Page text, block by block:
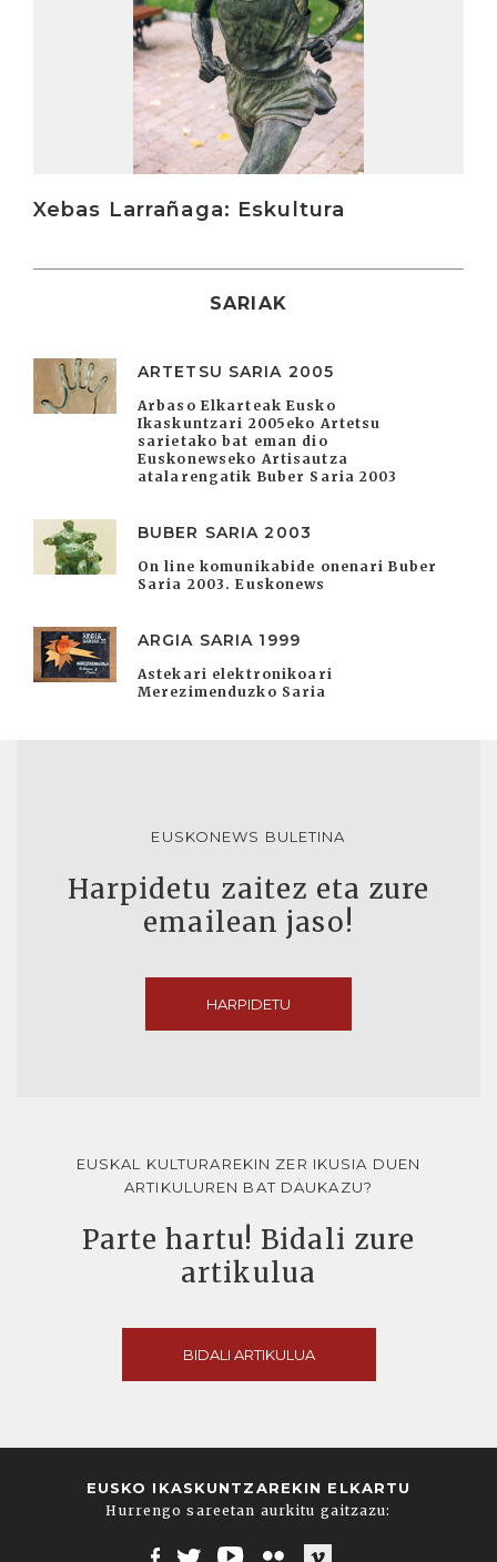
Xebas Larrañaga: Eskultura
SARIAK
ARTETSU SARIA 2005
Arbaso Elkarteak Eusko
Ikaskuntzari 2005eko Artetsu
sarietako bat eman dio
Euskonewseko Artisautza
atalarengatik Buber Saria 2003
BUBER SARIA 2003
On line komunikabide onenari Buber
Saria 2003. Euskonews
ARGIA SARIA 1999
Astekari elektronikoari
Merezimenduzko Saria
EUSKONEWS BULETINA
Harpidetu zaitez eta zure
emailean jaso!
HARPIDETU
EUSKAL KULTURAREKIN ZER IKUSIA DUEN
ARTIKULUREN BAT DAUKAZU?
Parte hartu! Bidali zure
artikulua
BIDALI ARTIKULUA
EUSKO IKASKUNTZAREKIN ELKARTU
Hurrengo sareetan aurkitu gaitzazu: